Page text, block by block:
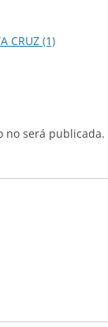
CRUZ (1)
no será publicada.